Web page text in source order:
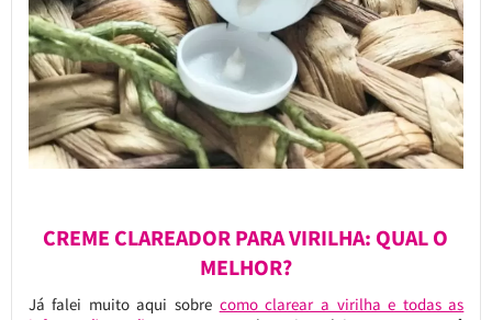
CREME CLAREADOR PARA VIRILHA: QUAL O
MELHOR?
Já falei muito aqui sobre como clarear a virilha e todas as